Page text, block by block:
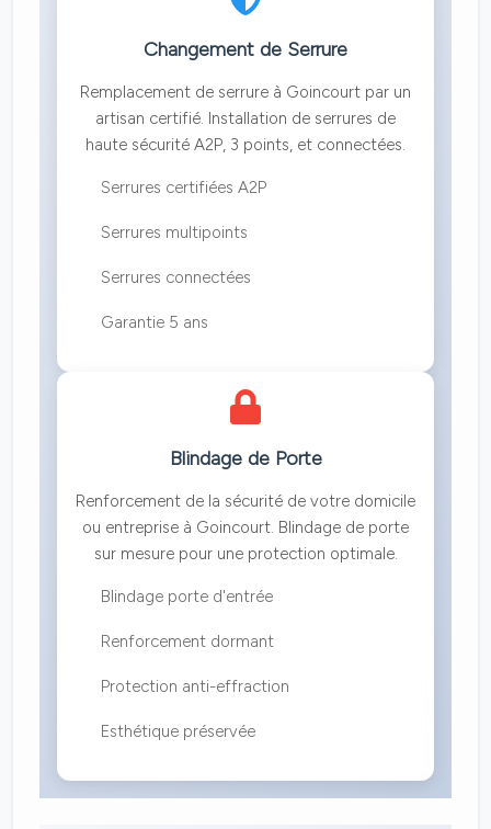
Changement de Serrure
Remplacement de serrure à Goincourt par un
artisan certifié. Installation de serrures de
haute sécurité A2P, 3 points, et connectées.
Serrures certifiées A2P
Serrures multipoints
Serrures connectées
Garantie 5 ans
Blindage de Porte
Renforcement de la sécurité de votre domicile
ou entreprise à Goincourt. Blindage de porte
sur mesure pour une protection optimale.
Blindage porte d'entrée
Renforcement dormant
Protection anti-effraction
Esthétique préservée